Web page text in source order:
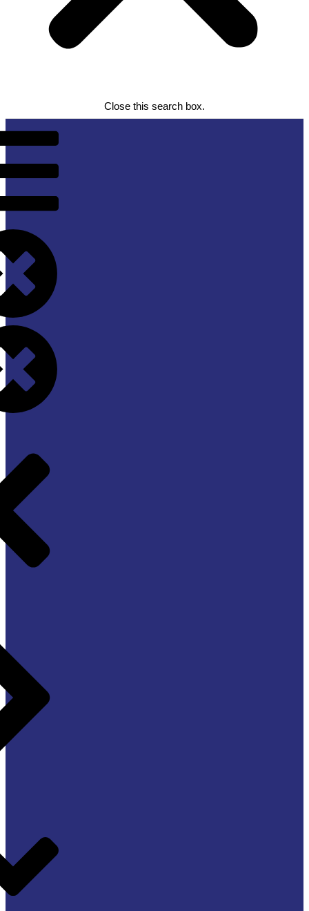
Close this search box.